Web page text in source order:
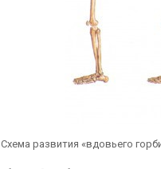
Схема развития «вдовьего